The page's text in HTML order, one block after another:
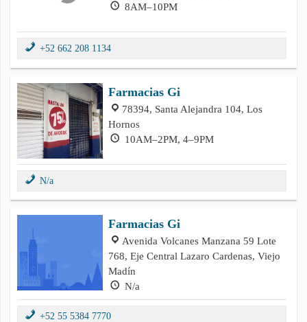
8AM–10PM
+52 662 208 1134
Farmacias Gi
78394, Santa Alejandra 104, Los
Hornos
10AM–2PM, 4–9PM
N/a
Farmacias Gi
Avenida Volcanes Manzana 59 Lote
768, Eje Central Lazaro Cardenas, Viejo
Madín
N/a
+52 55 5384 7770